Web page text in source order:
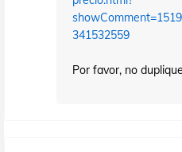
341532559
Por favor, no